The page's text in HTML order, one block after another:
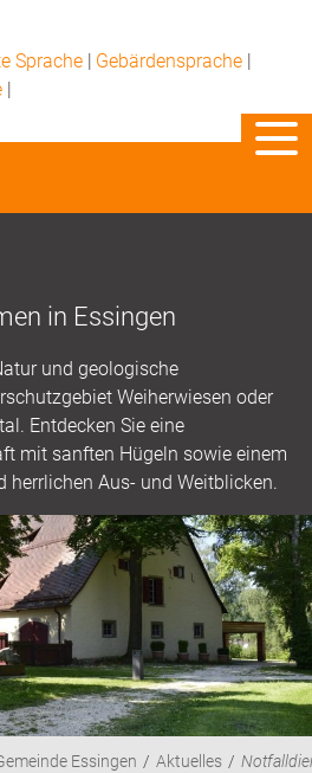
Sprache | Gebärdensprache |
|
in Essingen
und geologische
Weiherwiesen oder
Entdecken Sie eine
mit sanften Hügeln sowie einem
herrlichen Aus- und Weitblicken.
Essingen Aktuelles